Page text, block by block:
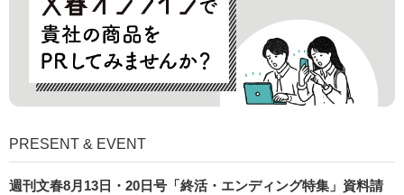
PRESENT & EVENT
週刊文春8月13日・20日号「終活・エンディング特集」資料請